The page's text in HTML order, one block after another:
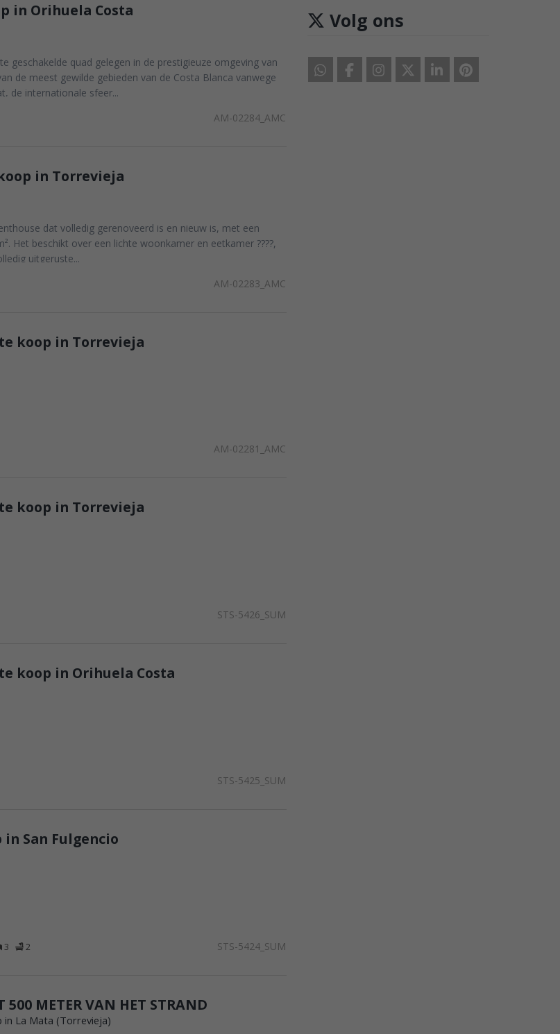
in Orihuela Costa
geschakelde quad gelegen in de prestigieuze omgeving van
de meest gewilde gebieden van de Costa Blanca vanwege
de internationale sfeer...
AM-02284_AMC
in Torrevieja
dat volledig gerenoveerd is en nieuw is, met een
Het beschikt over een lichte woonkamer en eetkamer ????️,
uitgeruste...
AM-02283_AMC
koop in Torrevieja
AM-02281_AMC
koop in Torrevieja
STS-5426_SUM
koop in Orihuela Costa
STS-5425_SUM
San Fulgencio
3 2 STS-5424_SUM
500 METER VAN HET STRAND
La Mata (Torrevieja)
Volg ons